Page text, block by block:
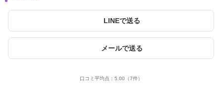
LINEで送る
メールで送る
口コミ平均点： 5.00 （7件）